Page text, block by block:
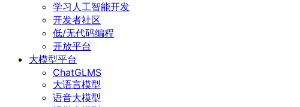
学习人工智能开发
开发者社区
低/无代码编程
开放平台
大模型平台
ChatGLMS
大语言模型
语音大模型